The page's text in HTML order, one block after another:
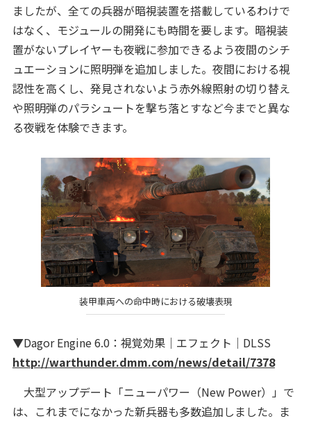
ましたが、全ての兵器が暗視装置を搭載しているわけで
はなく、モジュールの開発にも時間を要します。暗視装
置がないプレイヤーも夜戦に参加できるよう夜間のシチ
ュエーションに照明弾を追加しました。夜間における視
認性を高くし、発見されないよう赤外線照射の切り替え
や照明弾のパラシュートを撃ち落とすなど今までと異な
る夜戦を体験できます。
装甲車両への命中時における破壊表現
▼Dagor Engine 6.0：視覚効果｜エフェクト｜DLSS
http://warthunder.dmm.com/news/detail/7378
大型アップデート「ニューパワー（New Power）」で
は、これまでになかった新兵器も多数追加しました。ま